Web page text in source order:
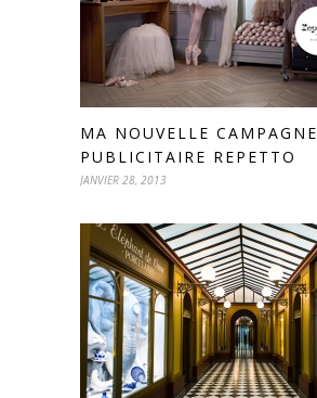
MA NOUVELLE CAMPAGNE
PUBLICITAIRE REPETTO
JANVIER 28, 2013